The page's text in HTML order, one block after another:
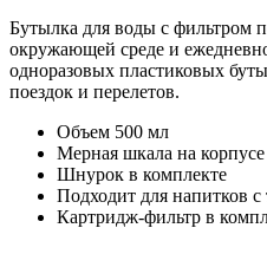
Бутылка для воды с фильтром
окружающей среде и
одноразовых пластиковых
поездок и перелетов.
Объем 500 мл
Мерная шкала на корпусе
Шнурок в комплекте
Подходит для напитков с
Картридж-фильтр в